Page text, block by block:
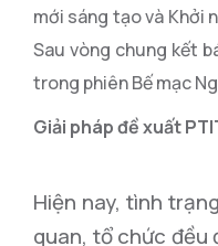
mới sáng tạo và Khởi
Sau vòng chung kết
trong phiên Bế mạc
Giải pháp đề xuất
Hiện nay, tình
quan, tổ chức đều